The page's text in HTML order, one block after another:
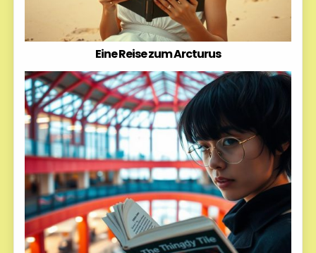
Eine Reise zum Arcturus